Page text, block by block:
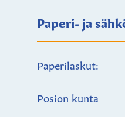
Paperi- ja
Paperilaskut:
Posion kunta